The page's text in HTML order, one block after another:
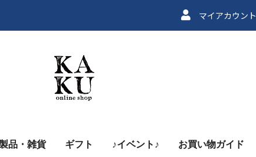
マイアカウント
品・雑貨 ギフト ♪イベント♪ お買い物ガイド